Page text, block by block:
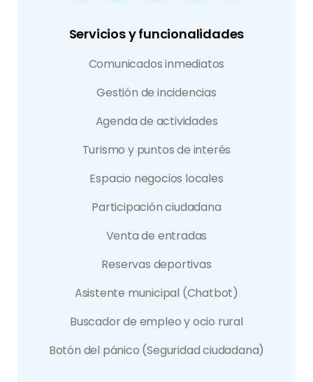
Servicios y funcionalidades
Comunicados inmediatos
Gestión de incidencias
Agenda de actividades
Turismo y puntos de interés
Espacio negocios locales
Participación ciudadana
Venta de entradas
Reservas deportivas
Asistente municipal (Chatbot)
Buscador de empleo y ocio rural
Botón del pánico (Seguridad ciudadana)